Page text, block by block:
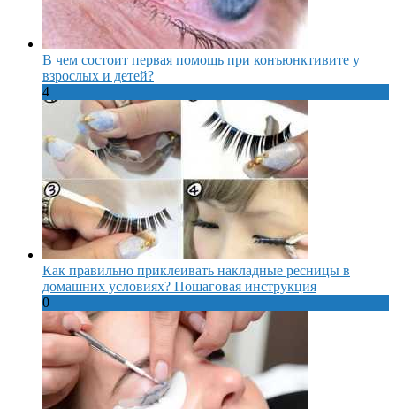
В чем состоит первая помощь при конъюнктивите у
взрослых и детей?
4
Как правильно приклеивать накладные ресницы в
домашних условиях? Пошаговая инструкция
0